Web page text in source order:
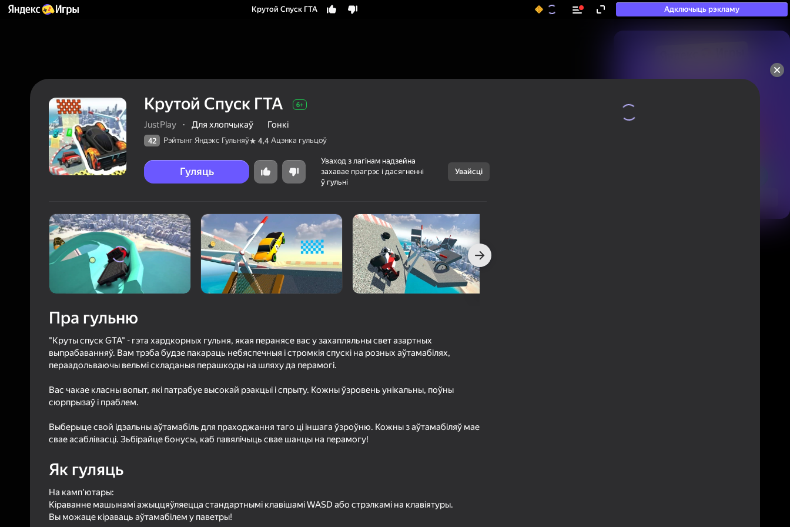
Крутой Спуск ГТА Адключыць рэкламу
50+ тап-гульняў, у якія
гуляюць нават тыя, хто
Скасаваць
ГТА
JustPlay
Для хлопчыкаў
Гонкі
42 Рэйтынг Яндэкс Гульняў
4,4 Ацэнка гульцоў
Гуляць
Крутой Спуск ГТА 6+
JustPlay · Для хлопчыкаў Гонкі
42 Рэйтынг Яндэкс Гульняў 4,4 Ацэнка гульцоў
Гуляць
Уваход з лагінам надзейна
захавае прагрэс і дасягненні
ў гульні
Увайсці
Пра гульню
"Круты спуск GTA" - гэта хардкорных гульня, якая перанясе вас у захапляльны свет азартных
выпрабаванняў. Вам трэба будзе пакараць небяспечныя і стромкія спускі на розных аўтамабілях,
пераадольваючы вельмі складаныя перашкоды на шляху да перамогі.
Вас чакае класны вопыт, які патрабуе высокай рэакцыі і спрыту. Кожны ўзровень унікальны, поўны
сюрпрызаў і праблем.
Выберыце свой ідэальны аўтамабіль для праходжання таго ці іншага ўзроўню. Кожны з аўтамабіляў мае
свае асаблівасці. Зьбірайце бонусы, каб павялічыць свае шанцы на перамогу!
Як гуляць
На камп'ютары:
Кіраванне машынамі ажыццяўляецца стандартнымі клавішамі WASD або стрэлкамі на клавіятуры.
Вы можаце кіраваць аўтамабілем у паветры!